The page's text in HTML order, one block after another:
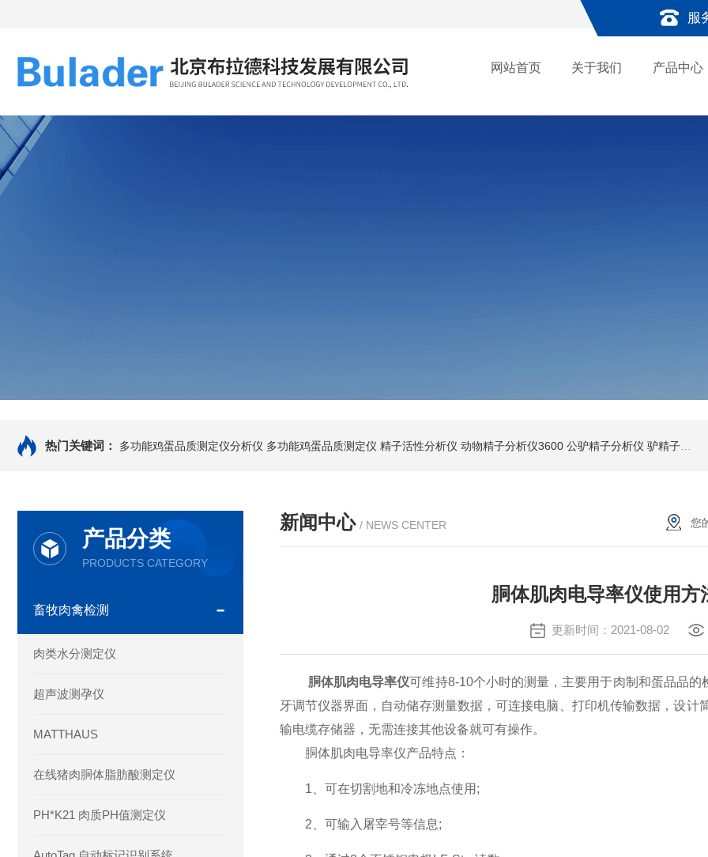
服
网站首页 关于我们 产品中心
热门关键词： 多功能鸡蛋品质测定仪分析仪 多功能鸡蛋品质测定仪 精子活性分析仪 动物精子分析仪3600 公驴精子分析仪 驴精子分析仪
产品分类
PRODUCTS CATEGORY
畜牧肉禽检测
肉类水分测定仪
超声波测孕仪
MATTHAUS
在线猪肉胴体脂肪酸测定仪
PH*K21 肉质PH值测定仪
新闻中心 / NEWS CENTER 您
胴体肌肉电导率仪使用方
更新时间：2021-08-02
胴体肌肉电导率仪可维持8-10个小时的测量，主要用于肉制和蛋品品
牙调节仪器界面，自动储存测量数据，可连接电脑、打印机传输数据，设
输电缆存储器，无需连接其他设备就可有操作。
胴体肌肉电导率仪产品特点：
1、可在切割地和冷冻地点使用;
2、可输入屠宰号等信息;